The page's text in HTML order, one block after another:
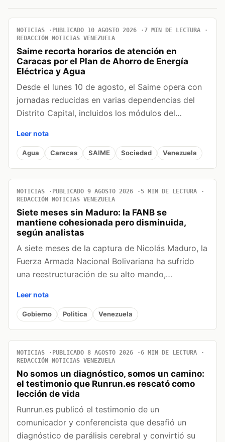
NOTICIAS PUBLICADO 10 AGOSTO 2026
7 MIN DE LECTURA
REDACCIÓN NOTICIAS VENEZUELA
Saime recorta horarios de atención en
Caracas por el Plan de Ahorro de Energía
Eléctrica y Agua
Desde el lunes 10 de agosto, el Saime opera con
jornadas reducidas en varias dependencias del
Distrito Capital, incluidos los módulos del…
Leer nota
Agua Caracas SAIME Sociedad Venezuela
NOTICIAS PUBLICADO 9 AGOSTO 2026
5 MIN DE LECTURA
REDACCIÓN NOTICIAS VENEZUELA
Siete meses sin Maduro: la FANB se
mantiene cohesionada pero disminuida,
según analistas
A siete meses de la captura de Nicolás Maduro, la
Fuerza Armada Nacional Bolivariana ha sufrido
una reestructuración de su alto mando,…
Leer nota
Gobierno Politica Venezuela
NOTICIAS PUBLICADO 8 AGOSTO 2026
6 MIN DE LECTURA
REDACCIÓN NOTICIAS VENEZUELA
No somos un diagnóstico, somos un camino:
el testimonio que Runrun.es rescató como
lección de vida
Runrun.es publicó el testimonio de un
comunicador y conferencista que desafió un
diagnóstico de parálisis cerebral y convirtió su